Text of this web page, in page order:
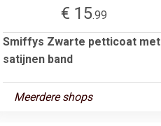
€ 15.99
Smiffys Zwarte petticoat met
satijnen band
Meerdere shops